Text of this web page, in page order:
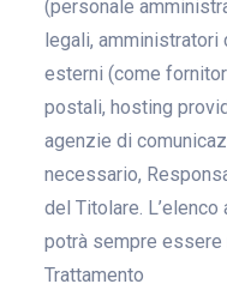
(personale
legali,
esterni (come
postali, hosting
agenzie di
necessario,
del Titolare.
potrà sempre
Trattamento